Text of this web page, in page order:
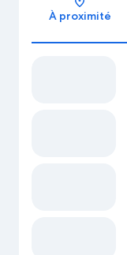
À proximité